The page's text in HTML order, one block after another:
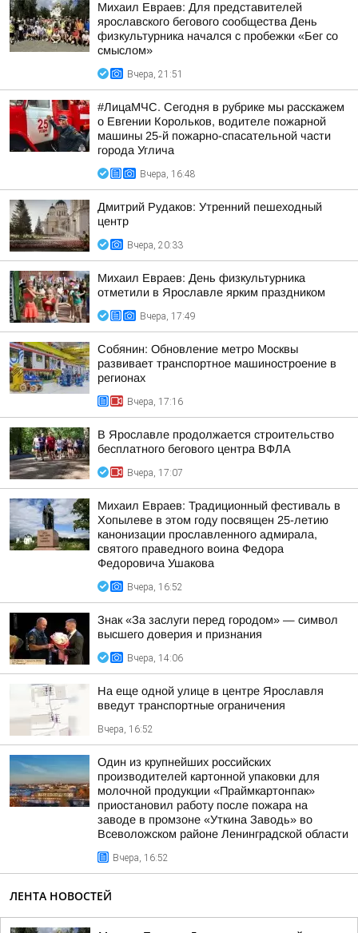
Михаил Евраев: Для представителей
ярославского бегового сообщества День
физкультурника начался с пробежки «Бег со
смыслом»
Вчера, 21:51
#ЛицаМЧС. Сегодня в рубрике мы расскажем
о Евгении Корольков, водителе пожарной
машины 25-й пожарно-спасательной части
города Углича
Вчера, 16:48
Дмитрий Рудаков: Утренний пешеходный
центр
Вчера, 20:33
Михаил Евраев: День физкультурника
отметили в Ярославле ярким праздником
Вчера, 17:49
Собянин: Обновление метро Москвы
развивает транспортное машиностроение в
регионах
Вчера, 17:16
В Ярославле продолжается строительство
бесплатного бегового центра ВФЛА
Вчера, 17:07
Михаил Евраев: Традиционный фестиваль в
Хопылеве в этом году посвящен 25-летию
канонизации прославленного адмирала,
святого праведного воина Федора
Федоровича Ушакова
Вчера, 16:52
Знак «За заслуги перед городом» — символ
высшего доверия и признания
Вчера, 14:06
На еще одной улице в центре Ярославля
введут транспортные ограничения
Вчера, 16:52
Один из крупнейших российских
производителей картонной упаковки для
молочной продукции «Праймкартонпак»
приостановил работу после пожара на
заводе в промзоне «Уткина Заводь» во
Всеволожском районе Ленинградской области
Вчера, 16:52
ЛЕНТА НОВОСТЕЙ